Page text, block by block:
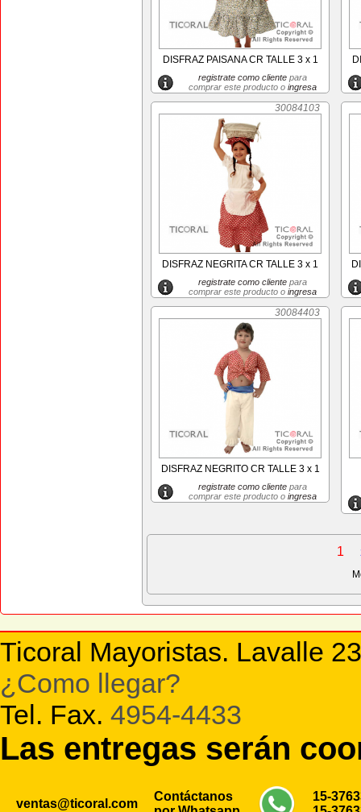
DISFRAZ PAISANA CR TALLE 3 x 1
registrate como clientepara
comprar este producto o ingresa
30084103
DISFRAZ NEGRITA CR TALLE 3 x 1
registrate como clientepara
comprar este producto o ingresa
30084403
DISFRAZ NEGRITO CR TALLE 3 x 1
registrate como clientepara
comprar este producto o ingresa
1
Ticoral Mayoristas. Lavalle
¿Como llegar?
Tel. Fax. 4954-4433
Las entregas serán
ventas@ticoral.com
Contáctanos
15-